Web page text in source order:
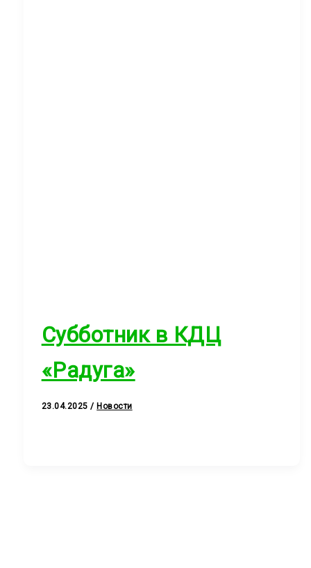
Субботник в КДЦ
«Радуга»
23.04.2025/ Новости